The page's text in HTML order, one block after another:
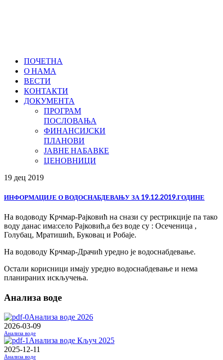
ПОЧЕТНА
О НАМА
ВЕСТИ
КОНТАКТИ
ДОКУМЕНТА
ПРОГРАМ
ПОСЛОВАЊА
ФИНАНСИЈСКИ
ПЛАНОВИ
ЈАВНЕ НАБАВКЕ
ЦЕНОВНИЦИ
19 дец 2019
ИНФОРМАЦИЈЕ О ВОДОСНАБДЕВАЊУ ЗА 19.12.2019.ГОДИНЕ
На водоводу Крчмар-Рајковић на снази су рестрикције па тако
воду данас има:село Рајковић,а без воде су : Осеченица ,
Голубац, Мратишић, Буковац и Робаје.
На водоводу Крчмар-Драчић уредно је водоснабдевање.
Остали корисници имају уредно водоснабдевање и нема
планираних искључења.
Анализа воде
Анализа воде 2026
2026-03-09
Анализа воде
Анализа воде Кључ 2025
2025-12-11
Анализа воде